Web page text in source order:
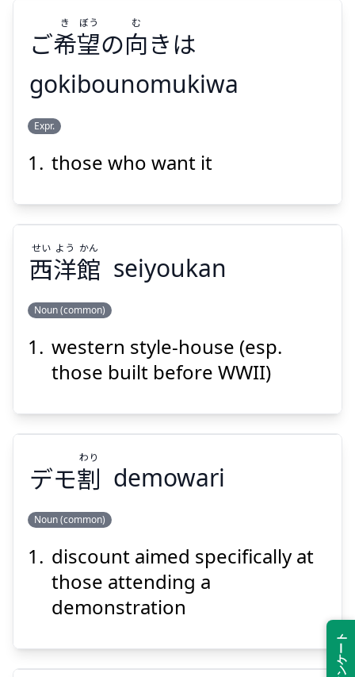
Suspend
Show answer
Suspend
ご希望の向きは
き ぼう む
gokibounomukiwa
Expr.
those who want it
西
洋
館
せい
よう
かん
西洋館
せい よう かん
seiyoukan
Noun (common)
western style-house (esp.
those built before WWII)
デモ
割
わり
デモ割
わり
demowari
Noun (common)
discount aimed specifically at
those attending a
demonstration